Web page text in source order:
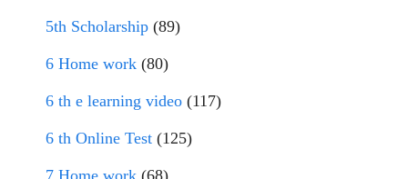
5th Scholarship (89)
6 Home work (80)
6 th e learning video (117)
6 th Online Test (125)